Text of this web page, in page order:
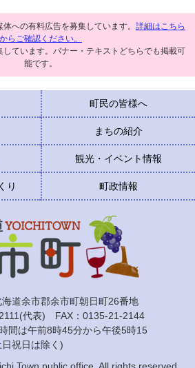
への有料広告を募集しています。 詳細はこちら
からご確認ください。
ています。バナー・テキストどちらでも掲載可
能です。
町民の皆様へ
まちの紹介
観光・イベント情報
り 町政情報
道余市郡余市町朝日町26番地
代表) FAX：0135-21-2144
間は午前8時45分から午後5時15
祝日は除く)